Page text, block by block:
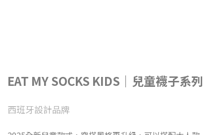
EAT MY SOCKS KIDS｜兒童襪子系列
西班牙設計品牌